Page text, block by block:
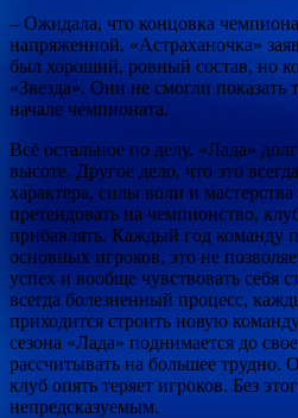
– Ожидала, что концовка
напряженной. «Астраханочка»
был хороший, ровный состав, но
«Звезда». Они не смогли показать
начале чемпионата.
Всё остальное по делу. «Лада»
высоте. Другое дело, что это
характера, силы воли и
претендовать на чемпионство,
прибавлять. Каждый год команду
основных игроков, это не
успех и вообще чувствовать себя
всегда болезненный процесс,
приходится строить новую
сезона «Лада» поднимается до
рассчитывать на большее трудно.
клуб опять теряет игроков. Без
непредсказуемым.